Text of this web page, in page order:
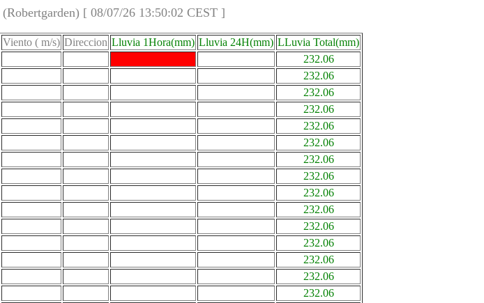
(Robertgarden) [ 08/07/26 13:50:02 CEST ]
Viento ( m/s) Direccion Lluvia 1Hora(mm) Lluvia 24H(mm) LLuvia Total(mm)
232.06
232.06
232.06
232.06
232.06
232.06
232.06
232.06
232.06
232.06
232.06
232.06
232.06
232.06
232.06